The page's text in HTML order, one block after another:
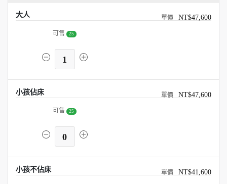
大人 NT$47,600
可售 25
1
小孩佔床 NT$47,600
可售 25
0
小孩不佔床 NT$41,600